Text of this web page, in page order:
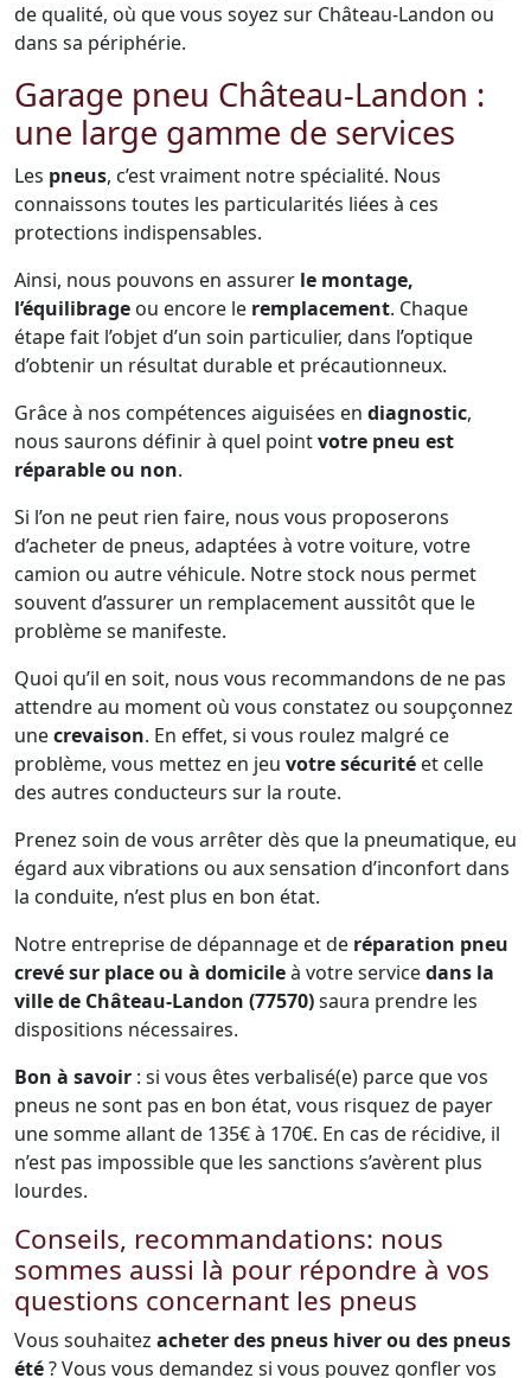
de qualité, où que vous soyez sur Château-Landon ou
dans sa périphérie.
Garage pneu Château-Landon :
une large gamme de services
Les pneus, c’est vraiment notre spécialité. Nous
connaissons toutes les particularités liées à ces
protections indispensables.
Ainsi, nous pouvons en assurer le montage,
l’équilibrage ou encore le remplacement. Chaque
étape fait l’objet d’un soin particulier, dans l’optique
d’obtenir un résultat durable et précautionneux.
Grâce à nos compétences aiguisées en diagnostic,
nous saurons définir à quel pointvotre pneu est
réparable ou non.
Si l’on ne peut rien faire, nous vous proposerons
d’acheter de pneus, adaptées à votre voiture, votre
camion ou autre véhicule. Notre stock nous permet
souvent d’assurer un remplacement aussitôt que le
problème se manifeste.
Quoi qu’il en soit, nous vous recommandons de ne pas
attendre au moment où vous constatez ou soupçonnez
unecrevaison. En effet, si vous roulez malgré ce
problème, vous mettez en jeu votre sécurité et celle
des autres conducteurs sur la route.
Prenez soin de vous arrêter dès que la pneumatique, eu
égard aux vibrations ou aux sensation d’inconfort dans
la conduite, n’est plus en bon état.
Notre entreprise de dépannage et de réparation pneu
crevé sur place ou à domicileà votre servicedans la
ville de Château-Landon (77570)saura prendre les
dispositions nécessaires.
Bon à savoir : si vous êtes verbalisé(e) parce que vos
pneus ne sont pas en bon état, vous risquez de payer
une somme allant de 135€ à 170€. En cas de récidive, il
n’est pas impossible que les sanctions s’avèrent plus
lourdes.
Conseils, recommandations: nous
sommes aussi là pour répondre à vos
questions concernant les pneus
Vous souhaitez acheter des pneus hiver ou des pneus
été? Vous vous demandez si vous pouvez gonfler vos